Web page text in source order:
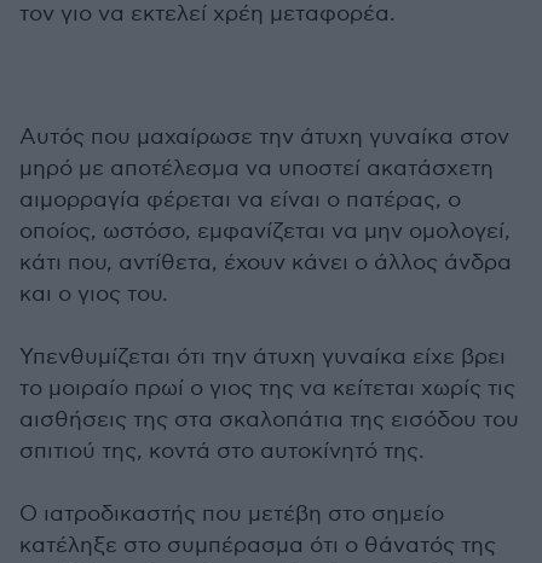
τον γιο να εκτελεί χρέη μεταφορέα.
Αυτός που μαχαίρωσε την άτυχη γυναίκα στον
μηρό με αποτέλεσμα να υποστεί ακατάσχετη
αιμορραγία φέρεται να είναι ο πατέρας, ο
οποίος, ωστόσο, εμφανίζεται να μην ομολογεί,
κάτι που, αντίθετα, έχουν κάνει ο άλλος άνδρα
και ο γιος του.
Υπενθυμίζεται ότι την άτυχη γυναίκα είχε βρει
το μοιραίο πρωί ο γιος της να κείτεται χωρίς τις
αισθήσεις της στα σκαλοπάτια της εισόδου του
σπιτιού της, κοντά στο αυτοκίνητό της.
Ο ιατροδικαστής που μετέβη στο σημείο
κατέληξε στο συμπέρασμα ότι ο θάνατός της